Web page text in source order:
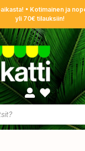
• Kotimainen ja
yli 70€ tilauksiin!